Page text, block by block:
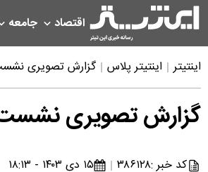
اقتصاد جامعه
اینتیتر اینتیتر پلاس گزارش تصویری
گزارش تصویری نشست
کد خبر :۳۸۶۱۲۸ ۱۵ دی ۱۴۰۳ - ۱۸:۱۳